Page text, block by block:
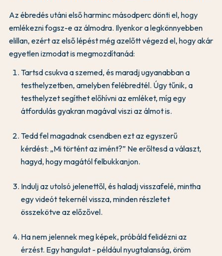
Az ébredés utáni első harminc másodperc dönti el, hogy
emlékezni fogsz-e az álmodra. Ilyenkor a legkönnyebben
elillan, ezért az első lépést még azelőtt végezd el, hogy akár
egyetlen izmodat is megmozdítanád:
Tartsd csukva a szemed, és maradj ugyanabban a
testhelyzetben, amelyben felébredtél. Úgy tűnik, a
testhelyzet segíthet előhívni az emléket, míg egy
átfordulás gyakran magával viszi az álmot is.
Tedd fel magadnak csendben ezt az egyszerű
kérdést: „Mi történt az imént?” Ne erőltesd a választ,
hagyd, hogy magától felbukkanjon.
Indulj az utolsó jelenettől, és haladj visszafelé, mintha
egy videót tekernél vissza, minden részletet
összekötve az előzővel.
Ha nem jelennek meg képek, próbáld felidézni az
érzést. Egy hangulat - például nyugtalanság, öröm